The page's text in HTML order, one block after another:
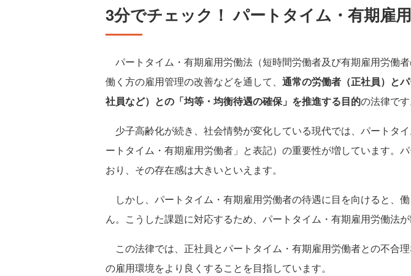
3分でチェック！ パートタイム・有期雇
パートタイム・有期雇用労働法（短時間労働者及び有期雇用労働
働く方の雇用管理の改善などを通して、 通常の労働者（正社員）と
社員など）との「均等・均衡待遇の確保」を推進する目的の法律です
少子高齢化が続き、社会情勢が変化している現代では、パートタ
ートタイム・有期雇用労働者」と表記）の重要性が増しています。
おり、その存在感は大きいといえます。
しかし、パートタイム・有期雇用労働者の待遇に目を向けると、
ん。こうした課題に対応するため、パートタイム・有期雇用労働法が
この法律では、正社員とパートタイム・有期雇用労働者との不合
の雇用環境をより良くすることを目指しています。